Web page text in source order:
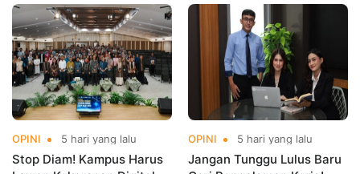
OPINI 5 hari yang lalu
Stop Diam! Kampus Harus
OPINI 5 hari yang lalu
Jangan Tunggu Lulus Baru